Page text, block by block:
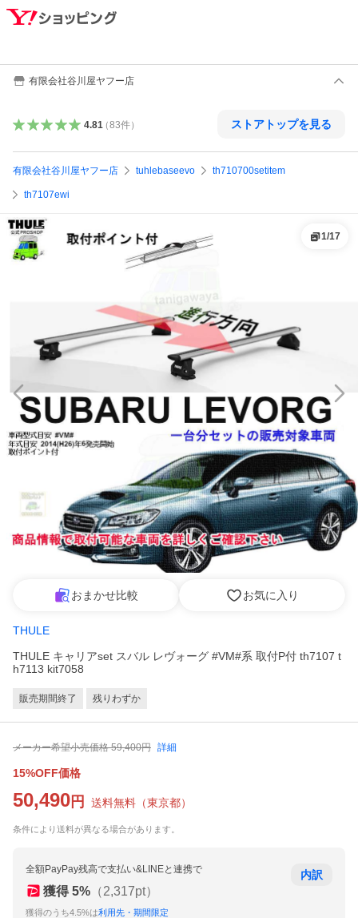
有限会社谷川屋ヤフー店
4.81（83件） ストアトップを見る
有限会社谷川屋ヤフー店 tuhlebaseevo th710700setitem
th7107ewi
1/17
おまかせ比較 お気に入り
THULE
THULE キャリアset スバル レヴォーグ #VM#系 取付P付 th7107 t
h7113 kit7058
販売期間終了 残りわずか
メーカー希望小売価格 59,400円 詳細
15%OFF価格
50,490 円 送料無料 （東京都）
条件により送料が異なる場合があります。
全額PayPay残高で支払い&LINEと連携で
獲得 5% （2,317pt）
獲得のうち4.5%は利用先・期間限定
内訳